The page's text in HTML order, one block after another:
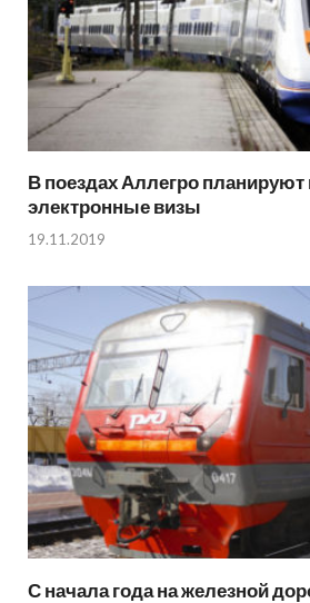
В поездах Аллегро планируют
электронные визы
19.11.2019
С начала года на железной